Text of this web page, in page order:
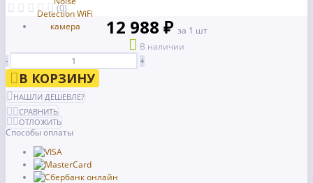
(0)
12 988 ₽ за 1 шт
В наличии
-
+
В КОРЗИНУ
НАШЛИ ДЕШЕВЛЕ?
СРАВНИТЬ
ОТЛОЖИТЬ
Способы оплаты